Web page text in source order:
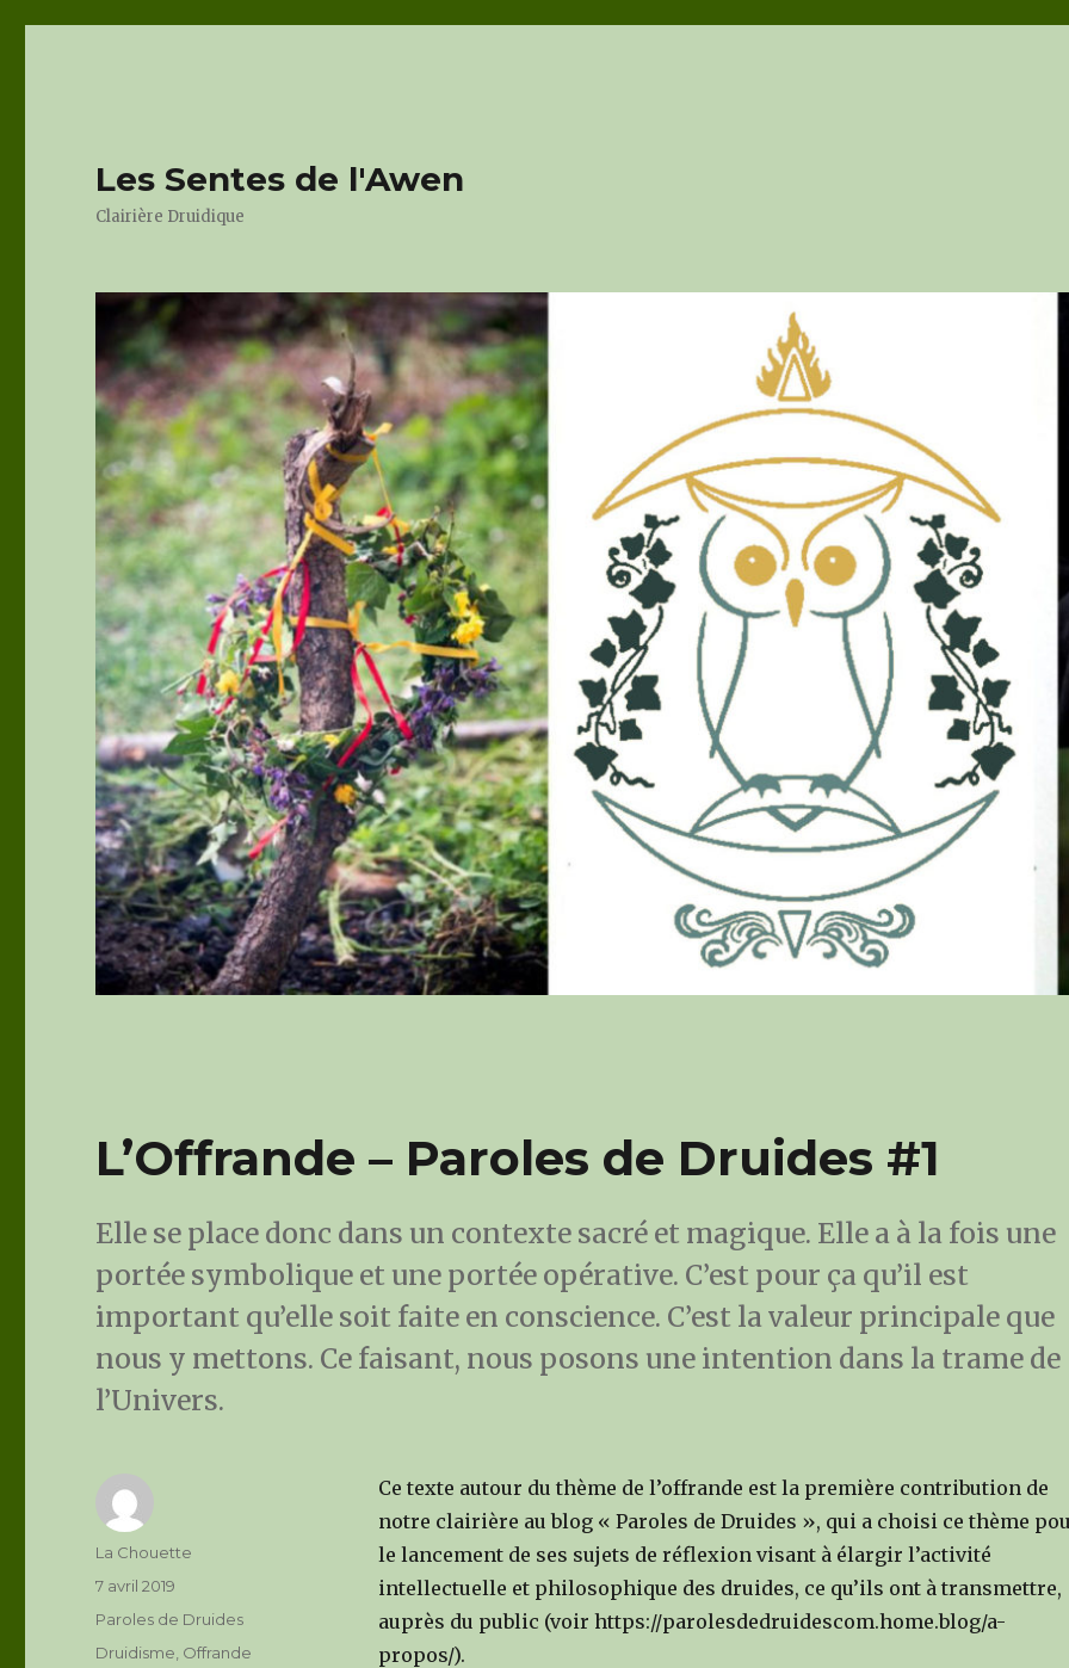
Les Sentes de l'Awen
Clairière Druidique
L’Offrande – Paroles de Druides #1
Elle se place donc dans un contexte sacré et magique. Elle a à la fois une
portée symbolique et une portée opérative. C’est pour ça qu’il est
important qu’elle soit faite en conscience. C’est la valeur principale que
nous y mettons. Ce faisant, nous posons une intention dans la trame de
l’Univers.
Ce texte autour du thème de l’offrande est la première contribution de
notre clairière au blog « Paroles de Druides », qui a choisi ce thème
le lancement de ses sujets de réflexion visant à élargir l’activité
intellectuelle et philosophique des druides, ce qu’ils ont à transmettre,
auprès du public (voir https://parolesdedruidescom.home.blog/a-
propos/).
Author
La Chouette
Posted
on
7 avril 2019
Categories
Paroles de Druides
Tags
Druidisme Offrande